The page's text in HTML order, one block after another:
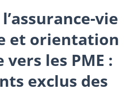
vie
et orientation
vers les PME :
exclus des